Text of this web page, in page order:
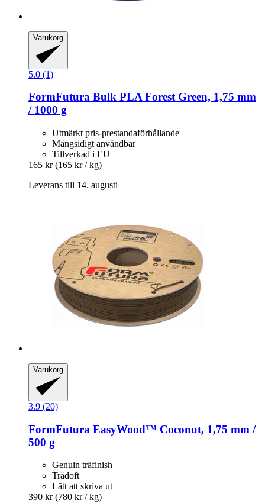
Varukorg
5.0 (1)
FormFutura Bulk PLA Forest Green, 1,75 mm
/ 1000 g
Utmärkt pris-prestandaförhållande
Mångsidigt användbar
Tillverkad i EU
165 kr (165 kr / kg)
Leverans till 14. augusti
Varukorg
3.9 (20)
FormFutura EasyWood™ Coconut, 1,75 mm /
500 g
Genuin träfinish
Trädoft
Lätt att skriva ut
390 kr (780 kr / kg)